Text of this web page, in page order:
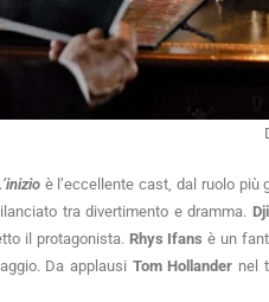
è l’eccellente cast, dal ruolo più
tra divertimento e dramma.
il protagonista. Rhys Ifans è un
Da applausi Tom Hollander nel